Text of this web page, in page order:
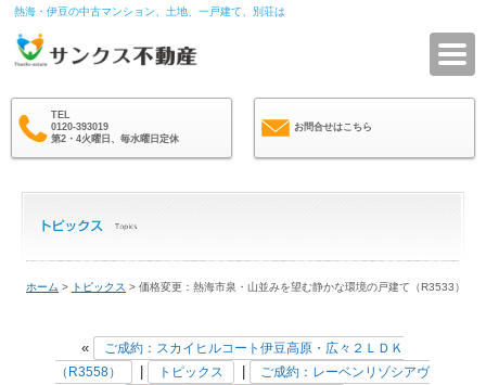
熱海・伊豆の中古マンション、土地、一戸建て、別荘は
TEL
0120-393019
第2・4火曜日、毎水曜日定休
お問合せはこちら
ホーム > トピックス > 価格変更：熱海市泉・山並みを望む静かな環境の戸建て（R3533）
«
ご成約：スカイヒルコート伊豆高原・広々２ＬＤＫ
（R3558）
トピックス
ご成約：レーベンリゾシアヴ